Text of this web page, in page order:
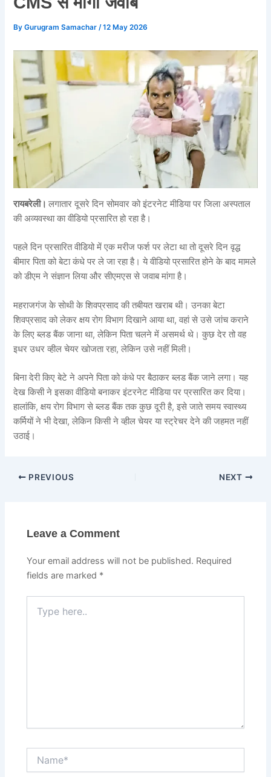
ByGurugram Samachar /12 May 2026
रायबरेली।लगातार दूसरे दिन सोमवार को इंटरनेट मीडिया पर जिला अस्पताल
की अव्यवस्था का वीडियो प्रसारित हो रहा है।
पहले दिन प्रसारित वीडियो में एक मरीज फर्श पर लेटा था तो दूसरे दिन वृद्ध
बीमार पिता को बेटा कंधे पर ले जा रहा है। ये वीडियो प्रसारित होने के बाद मामले
को डीएम ने संज्ञान लिया और सीएमएस से जवाब मांगा है।
महराजगंज के साेथी के शिवप्रसाद की तबीयत खराब थी। उनका बेटा
शिवप्रसाद को लेकर क्षय रोग विभाग दिखाने आया था, वहां से उसे जांच कराने
के लिए ब्लड बैंक जाना था, लेकिन पिता चलने में असमर्थ थे। कुछ देर तो वह
इधर उधर व्हील चेयर खोजता रहा, लेकिन उसे नहीं मिली।
बिना देरी किए बेटे ने अपने पिता को कंधे पर बैठाकर ब्लड बैंक जाने लगा। यह
देख किसी ने इसका वीडियो बनाकर इंटरनेट मीडिया पर प्रसारित कर दिया।
हालांकि, क्षय रोग विभाग से ब्लड बैंक तक कुछ दूरी है, इसे जाते समय स्वास्थ्य
कर्मियों ने भी देखा, लेकिन किसी ने व्हील चेयर या स्ट्रेचर देने की जहमत नहीं
उठाई।
PREVIOUS NEXT
Leave a Comment
Your email address will not be published. Required
fields are marked *
here..